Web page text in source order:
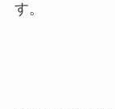
す。